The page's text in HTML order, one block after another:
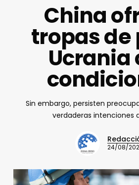
China
tropas de
Ucrania
Sin embargo, persisten
verdaderas intenciones
24/08/